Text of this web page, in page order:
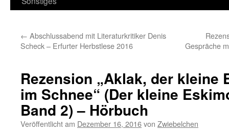
← Abschlussabend mit Literaturkritiker Denis
Scheck – Erfurter Herbstlese 2016
Gespräche
Rezension „Aklak, der kleine
im Schnee“ (Der kleine
Band 2) – Hörbuch
Veröffentlicht am Dezember 16, 2016von Zwiebelchen